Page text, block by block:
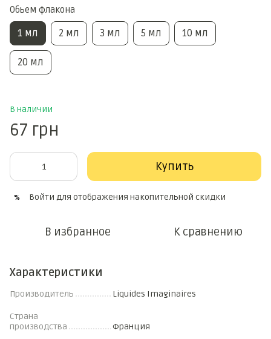
Обьем флакона
1 мл 2 мл 3 мл 5 мл 10 мл
20 мл
В наличии
67 грн
Купить
% Войти для отображения накопительной скидки
В избранное К сравнению
Характеристики
Производитель Liquides Imaginaires
Страна
производства
Франция